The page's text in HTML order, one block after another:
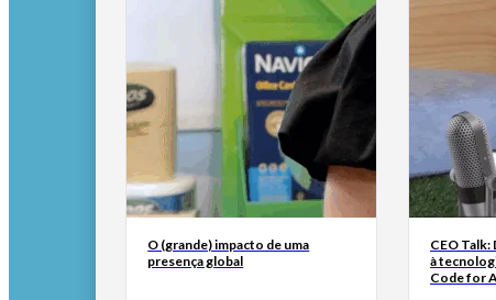
O (grande) impacto de uma
presença global
CEO Talk:
à
Code for